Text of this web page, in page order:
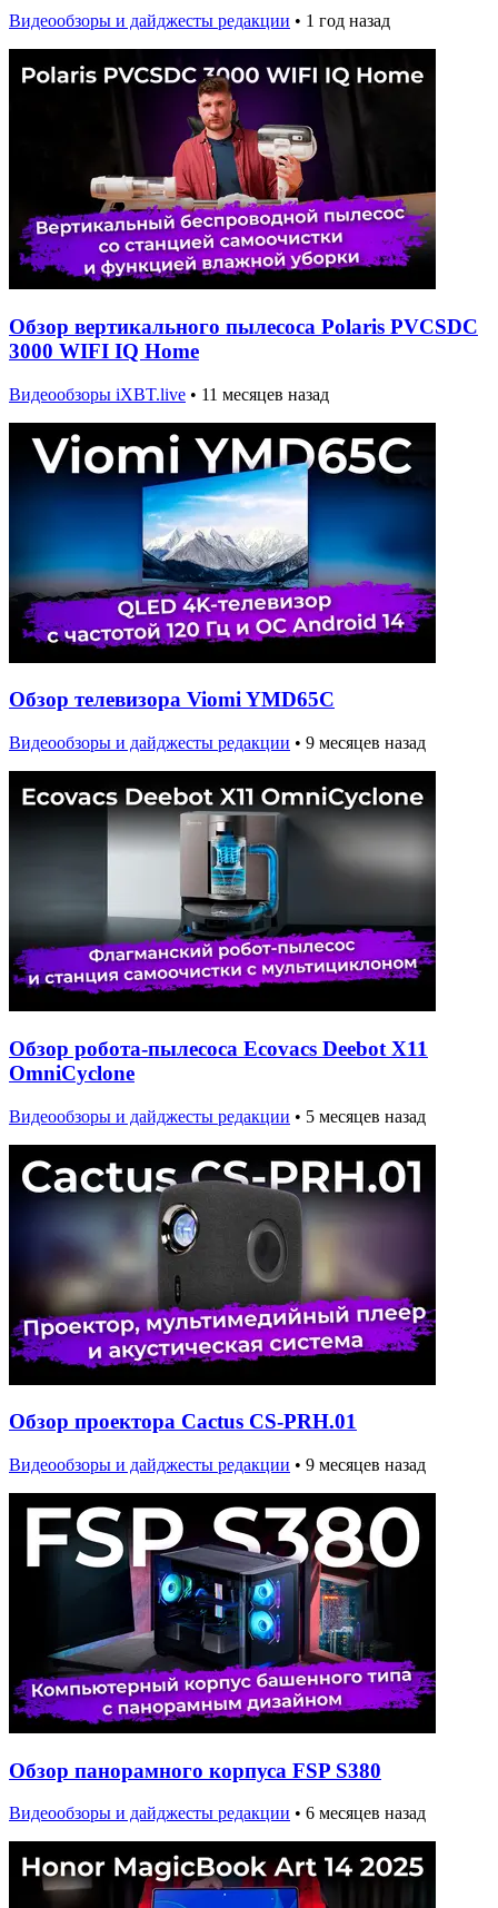
Видеообзоры и дайджесты редакции • 1 год назад
Обзор вертикального пылесоса Polaris PVCSDC
3000 WIFI IQ Home
Видеообзоры iXBT.live • 11 месяцев назад
Обзор телевизора Viomi YMD65C
Видеообзоры и дайджесты редакции • 9 месяцев назад
Обзор робота-пылесоса Ecovacs Deebot X11
OmniCyclone
Видеообзоры и дайджесты редакции • 5 месяцев назад
Обзор проектора Cactus CS-PRH.01
Видеообзоры и дайджесты редакции • 9 месяцев назад
Обзор панорамного корпуса FSP S380
Видеообзоры и дайджесты редакции • 6 месяцев назад